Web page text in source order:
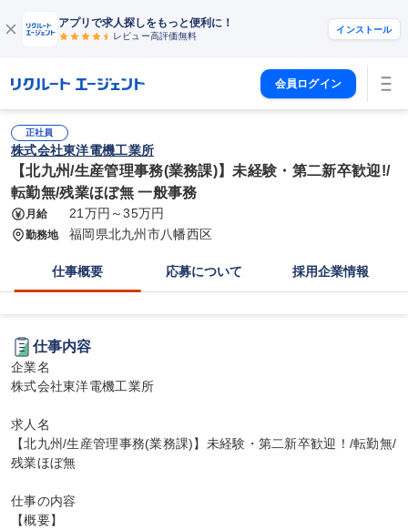
アプリで求人探しをもっと便利に！
レビュー高評価無料
インストール
会員ログイン
正社員
株式会社東洋電機工業所
【北九州/生産管理事務(業務課)】未経験・第二新卒歓迎!/
転勤無/残業ほぼ無 一般事務
月給 21万円～35万円
勤務地 福岡県北九州市八幡西区
仕事概要 応募について 採用企業情報
仕事内容
企業名
株式会社東洋電機工業所
求人名
【北九州/生産管理事務(業務課)】未経験・第二新卒歓迎！/転勤無/
残業ほぼ無
仕事の内容
【概要】